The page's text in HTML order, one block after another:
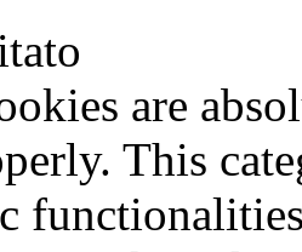
are
This